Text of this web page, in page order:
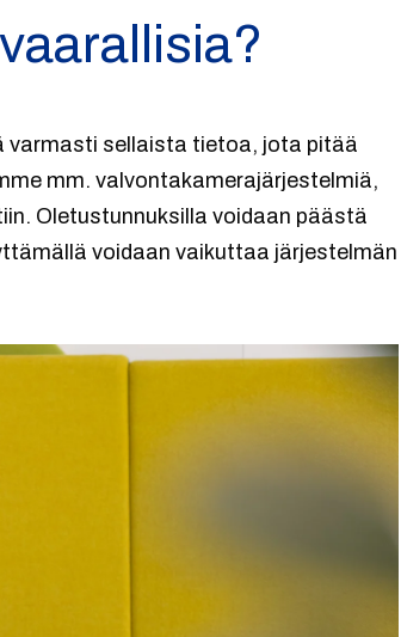
varmasti sellaista tietoa, jota pitää
mm. valvontakamerajärjestelmiä,
Oletustunnuksilla voidaan päästä
voidaan vaikuttaa järjestelmän